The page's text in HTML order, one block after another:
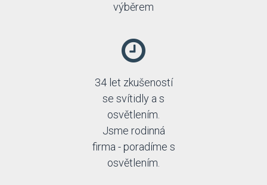
výběrem
34 let zkušeností
se svítidly a s
osvětlením.
Jsme rodinná
firma - poradíme s
osvětlením.